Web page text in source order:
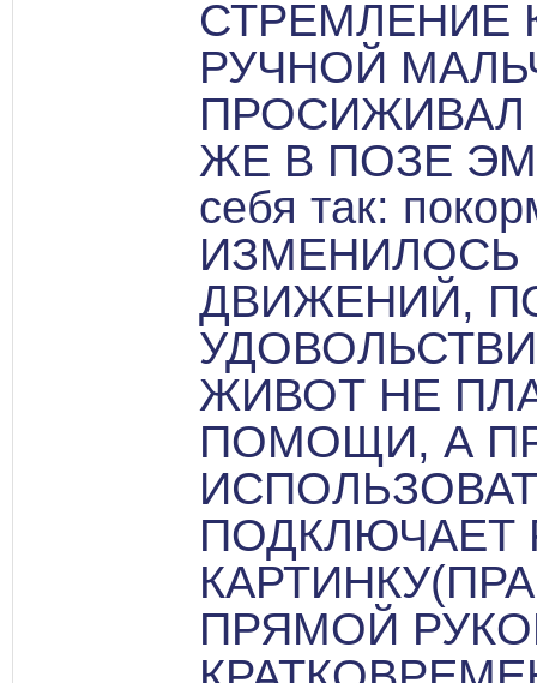
СТРЕМЛЕНИЕ
РУЧНОЙ
ПРОСИЖИВАЛ
ЖЕ В ПОЗЕ
себя так:
ИЗМЕНИЛОСЬ
ДВИЖЕНИЙ,
ЖИВОТ НЕ
ПОМОЩИ, А
ПОДКЛЮЧАЕТ
ПРЯМОЙ